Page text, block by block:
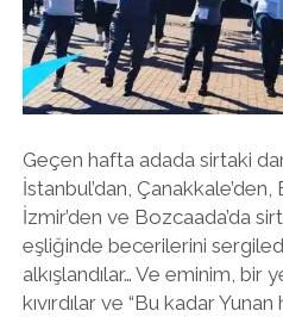
Geçen hafta adada sirtaki
İstanbul’dan, Çanakkale’den,
İzmir’den ve Bozcaada’da
eşliğinde becerilerini
alkışlandılar… Ve eminim, bir
kıvırdılar ve “Bu kadar Yunan